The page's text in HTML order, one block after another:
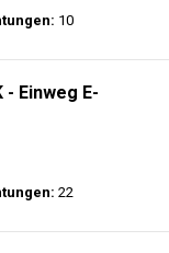
10
Einweg E-
22